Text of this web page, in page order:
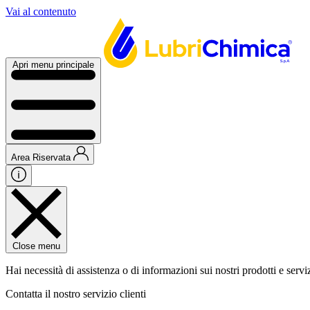
Vai al contenuto
Apri menu principale
Area Riservata
Close menu
Hai necessità di assistenza o di informazioni sui nostri prodotti e
Contatta il nostro servizio clienti